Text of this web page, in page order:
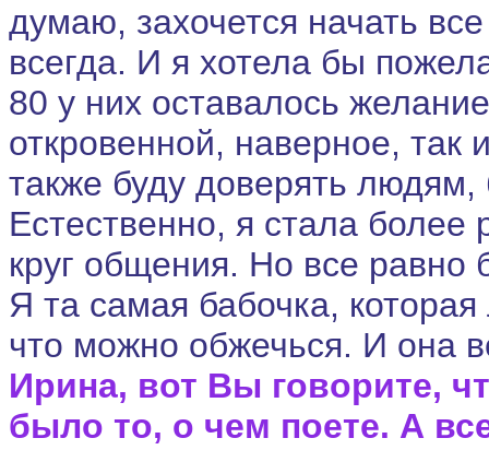
думаю, захочется начать
всегда. И я хотела бы
80 у них оставалось
откровенной, наверное, так
также буду доверять
Естественно, я стала более
круг общения. Но все
Я та самая бабочка,
что можно обжечься. И она
Ирина, вот Вы говорите,
было то, о чем поете. А